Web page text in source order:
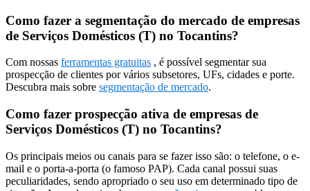
Como fazer a segmentação do mercado de empresas
de Serviços Domésticos (T) no Tocantins?
Com nossas ferramentas gratuitas , é possível segmentar sua
prospecção de clientes por vários subsetores, UFs, cidades e porte.
Descubra mais sobre segmentação de mercado.
Como fazer prospecção ativa de empresas de
Serviços Domésticos (T) no Tocantins?
Os principais meios ou canais para se fazer isso são: o telefone, o e-
mail e o porta-a-porta (o famoso PAP). Cada canal possui suas
peculiaridades, sendo apropriado o seu uso em determinado tipo de